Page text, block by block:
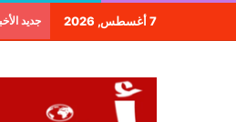
7 أغسطس, 2026 جديد